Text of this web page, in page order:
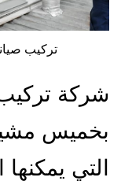
تركيب
شركة
بخميس
التي